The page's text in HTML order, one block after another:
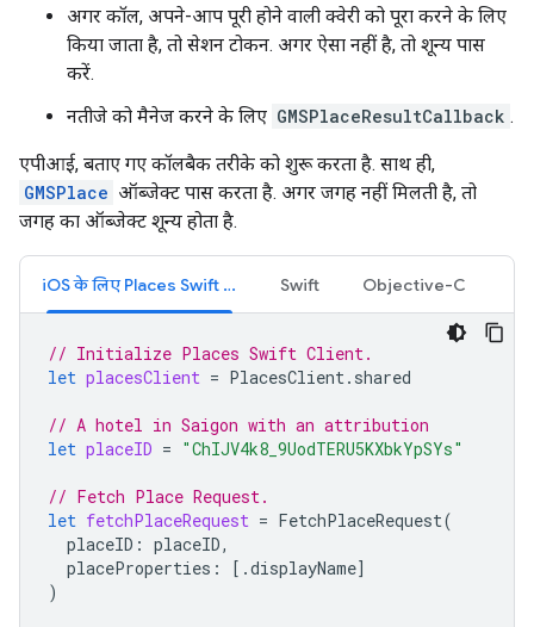
अगर कॉल, अपने-आप पूरी होने वाली क्वेरी को पूरा करने के लिए
किया जाता है, तो सेशन टोकन. अगर ऐसा नहीं है, तो शून्य पास
करें.
नतीजे को मैनेज करने के लिए GMSPlaceResultCallback .
एपीआई, बताए गए कॉलबैक तरीके को शुरू करता है. साथ ही,
GMSPlace ऑब्जेक्ट पास करता है. अगर जगह नहीं मिलती है, तो
जगह का ऑब्जेक्ट शून्य होता है.
iOS के लिए Places Swift SDK Swift Objective-C
// Initialize Places Swift Client.
let placesClient = PlacesClient. shared
// A hotel in Saigon with an attribution
let placeID = "ChIJV4k8_9UodTERU5KXbkYpSYs"
// Fetch Place Request.
let fetchPlaceRequest = FetchPlaceRequest(
placeID : placeID,
placeProperties : [.displayName]
)